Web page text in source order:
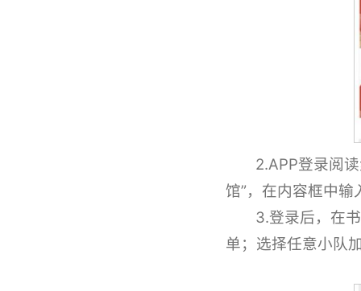
2.APP登录阅
馆”，在内容框中
3.登录后，在
单；选择任意小队